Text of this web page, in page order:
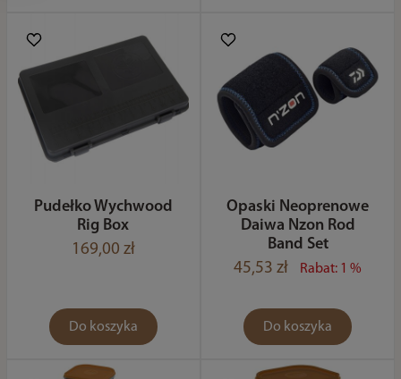
Pudełko Wychwood
Rig Box
169,00 zł
Do koszyka
Opaski Neoprenowe
Daiwa Nzon Rod
Band Set
45,53 zł
Rabat: 1 %
Do koszyka